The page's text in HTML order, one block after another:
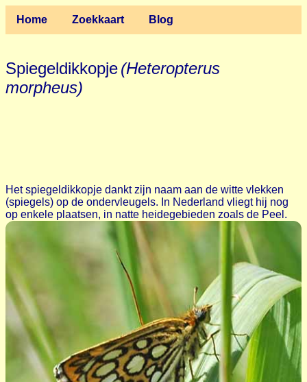
Home Zoekkaart Blog
Spiegeldikkopje(Heteropterus
morpheus)
Het spiegeldikkopje dankt zijn naam aan de witte vlekken
(spiegels) op de ondervleugels. In Nederland vliegt hij nog
op enkele plaatsen, in natte heidegebieden zoals de Peel.